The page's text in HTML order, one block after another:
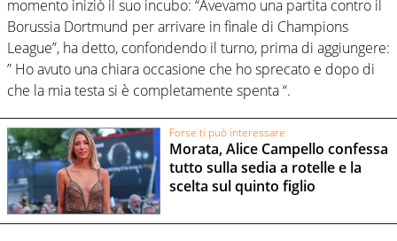
momento iniziò il suo incubo: “Avevamo una partita contro il
Borussia Dortmund per arrivare in finale di Champions
League”, ha detto, confondendo il turno, prima di aggiungere:
” Ho avuto una chiara occasione che ho sprecato e dopo di
che la mia testa si è completamente spenta “.
Forse ti può interessare
Morata, Alice Campello confessa
tutto sulla sedia a rotelle e la
scelta sul quinto figlio